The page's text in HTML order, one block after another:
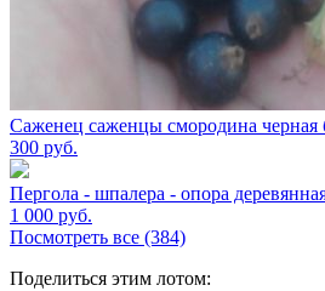
Саженец саженцы смородина черная
300 руб.
Пергола - шпалера - опора
1 000 руб.
Посмотреть все (384)
Поделиться этим лотом: